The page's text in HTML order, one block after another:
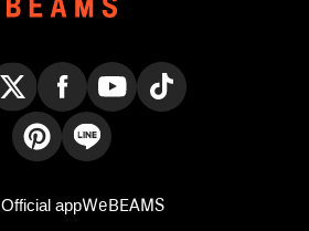
Official appWeBEAMS